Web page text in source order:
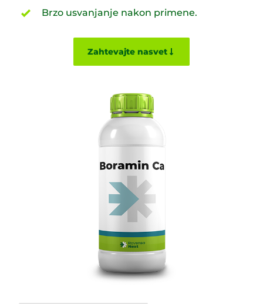
Brzo usvanjanje nakon primene.
Zahtevajte nasvet